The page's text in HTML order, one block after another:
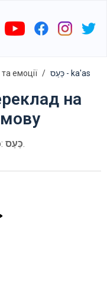
емоції כַּעַס - ka'as
на
мову
כַּעַס.